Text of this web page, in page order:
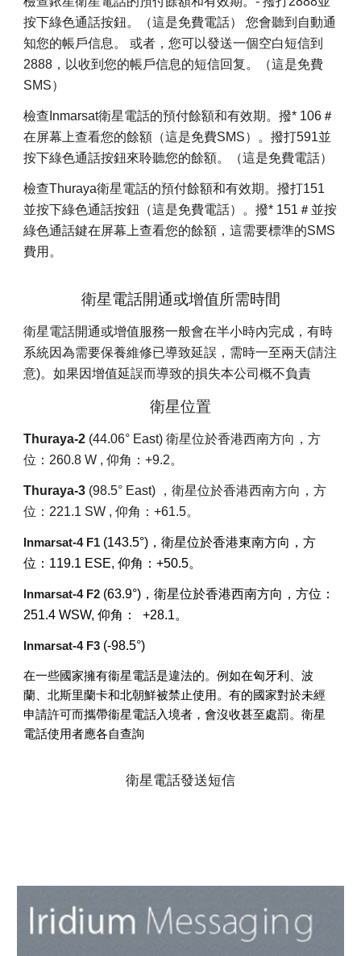
按下綠色通話按鈕。（這是免費電話） 您會聽到自動通
知您的帳戶信息。 或者，您可以發送一個空白短信到
2888，以收到您的帳戶信息的短信回复。（這是免費
SMS）
檢查Inmarsat衛星電話的預付餘額和有效期。撥* 106＃
在屏幕上查看您的餘額（這是免費SMS）。撥打591並
按下綠色通話按鈕來聆聽您的餘額。（這是免費電話）
檢查Thuraya衛星電話的預付餘額和有效期。撥打151
並按下綠色通話按鈕（這是免費電話）。撥* 151＃並按
綠色通話鍵在屏幕上查看您的餘額，這需要標準的SMS
費用。
衛星電話開通或增值所需時間
衛星電話開通或增值服務一般會在半小時內完成，有時
系統因為需要保養維修已導致延誤，需時一至兩天(請注
意)。如果因增值延誤而導致的損失本公司概不負責
衛星位置
Thuraya-2 (44.06° East) 衛星位於香港西南方向，方
位：260.8 W , 仰角：+9.2。
Thuraya-3 (98.5° East) ，衛星位於香港西南方向，方
位：221.1 SW , 仰角：+61.5。
Inmarsat-4 F1 (143.5°)，衛星位於香港東南方向，方
位：119.1 ESE, 仰角：+50.5。
Inmarsat-4 F2 (63.9°)，衛星位於香港西南方向，方位：
251.4 WSW, 仰角： +28.1。
Inmarsat-4 F3 (-98.5°)
在一些國家擁有衞星電話是違法的。例如在匈牙利、波
蘭、北斯里蘭卡和北朝鮮被禁止使用。有的國家對於未經
申請許可而攜帶衞星電話入境者，會沒收甚至處罰。衛星
電話使用者應各自查詢
衛星電話發送短信